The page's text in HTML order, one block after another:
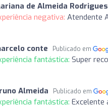
de Almeida
negativa: Atendente
conte Publicado em
fantástica: Super
Almeida Publicado em
fantástica: Excelente